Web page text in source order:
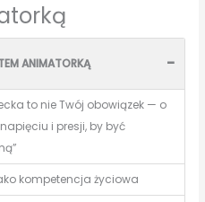
ANIMATORKĄ -
to nie Twój obowiązek — o
i presji, by być
kompetencja życiowa